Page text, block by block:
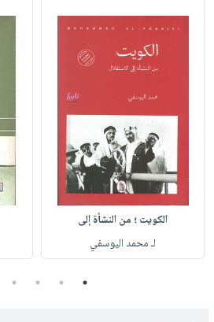
الكويت ؛ من النشأة إلى
لـ محمد اليوسفي
1
2
3
4